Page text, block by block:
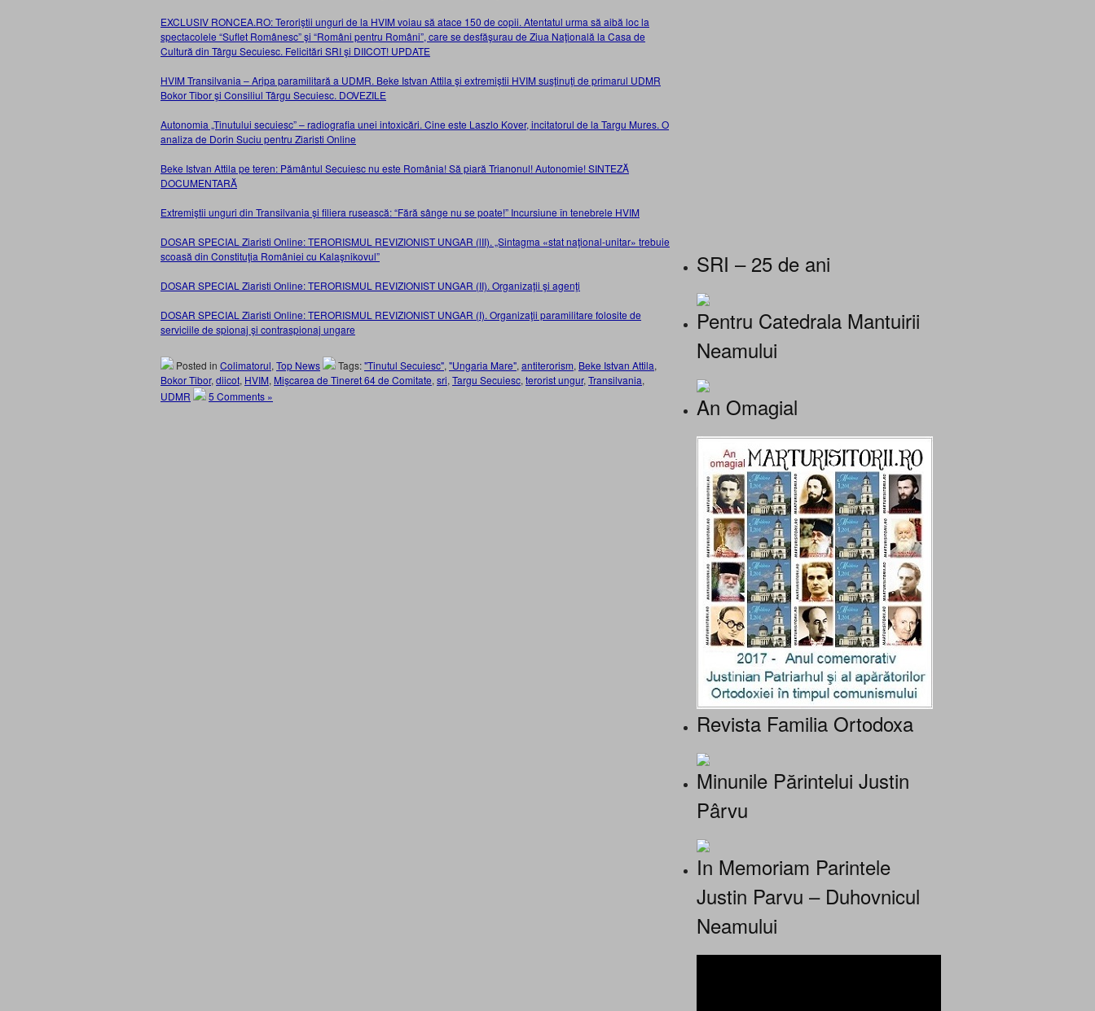
EXCLUSIV RONCEA.RO: Teroriştii unguri de la HVIM voiau să atace 150 de copii. Atentatul urma să aibă loc la
spectacolele “Suflet Românesc” şi “Români pentru Români”, care se desfăşurau de Ziua Naţională la Casa de
Cultură din Târgu Secuiesc. Felicitări SRI şi DIICOT! UPDATE
HVIM Transilvania – Aripa paramilitară a UDMR. Beke Istvan Attila şi extremiştii HVIM susţinuţi de primarul UDMR
Bokor Tibor şi Consiliul Târgu Secuiesc. DOVEZILE
Autonomia „Tinutului secuiesc” – radiografia unei intoxicări. Cine este Laszlo Kover, incitatorul de la Targu Mures. O
analiza de Dorin Suciu pentru Ziaristi Online
Beke Istvan Attila pe teren: Pământul Secuiesc nu este România! Să piară Trianonul! Autonomie! SINTEZĂ
DOCUMENTARĂ
Extremiştii unguri din Transilvania şi filiera rusească: “Fără sânge nu se poate!” Incursiune în tenebrele HVIM
DOSAR SPECIAL Ziaristi Online: TERORISMUL REVIZIONIST UNGAR (lII). „Sintagma «stat naţional-unitar» trebuie
scoasă din Constituţia României cu Kalaşnikovul”
DOSAR SPECIAL Ziaristi Online: TERORISMUL REVIZIONIST UNGAR (II). Organizaţii şi agenţi
DOSAR SPECIAL Ziaristi Online: TERORISMUL REVIZIONIST UNGAR (I). Organizaţii paramilitare folosite de
serviciile de spionaj şi contraspionaj ungare
Posted in Colimatorul, Top News Tags:"Tinutul Secuiesc", "Ungaria Mare", antiterorism, Beke Istvan Attila,
Bokor Tibor, diicot, HVIM, Mişcarea de Tineret 64 de Comitate, sri, Targu Secuiesc, terorist ungur, Transilvania,
UDMR
5 Comments »
SRI – 25 de ani
Pentru Catedrala Mantuirii
Neamului
An Omagial
Revista Familia Ortodoxa
Minunile Părintelui Justin
Pârvu
In Memoriam Parintele
Justin Parvu – Duhovnicul
Neamului